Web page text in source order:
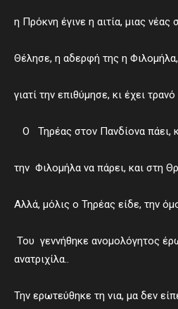
η Πρόκνη έγινε η αιτία, μιας νέας
Θέλησε, η αδερφή της η
γιατί την επιθύμησε, κι έχει τρανό
Ο Τηρέας στον Πανδίονα πάει,
την Φιλομήλα να πάρει, και στη
Αλλά, μόλις ο Τηρέας είδε, την
Του γεννήθηκε ανομολόγητος
ανατριχίλα..
Την ερωτεύθηκε τη νια, μα δεν